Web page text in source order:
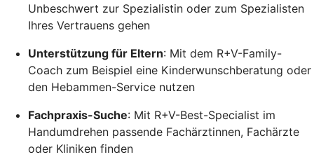
Unbeschwert zur Spezialistin oder zum Spezialisten
Ihres Vertrauens gehen
Unterstützung für Eltern: Mit dem R+V-Family-
Coach zum Beispiel eine Kinderwunschberatung oder
den Hebammen-Service nutzen
Fachpraxis-Suche: Mit R+V-Best-Specialist im
Handumdrehen passende Fachärztinnen, Fachärzte
oder Kliniken finden